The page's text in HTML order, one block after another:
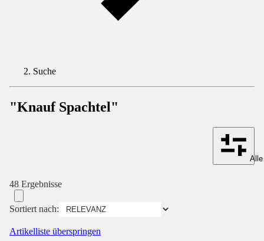
Suche
"Knauf Spachtel"
48 Ergebnisse
Sortiert nach:
Artikelliste überspringen